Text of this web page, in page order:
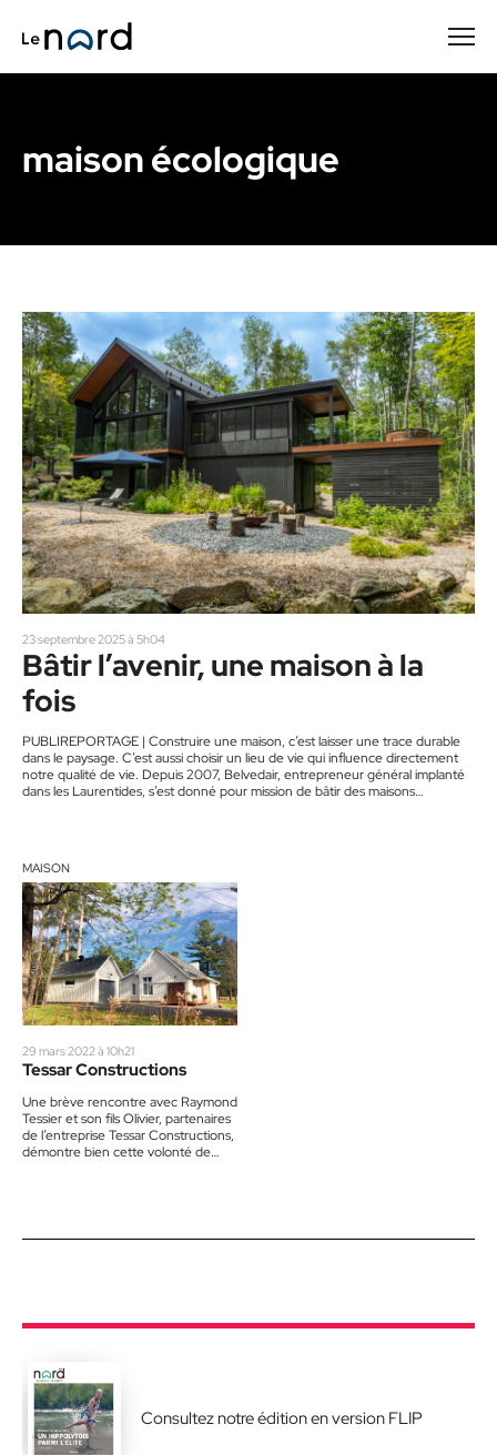
maison écologique
23 septembre 2025 à 5h04
Bâtir l’avenir, une maison à la
fois
PUBLIREPORTAGE | Construire une maison, c’est laisser une trace durable
dans le paysage. C’est aussi choisir un lieu de vie qui influence directement
notre qualité de vie. Depuis 2007, Belvedair, entrepreneur général implanté
dans les Laurentides, s’est donné pour mission de bâtir des maisons
MAISON
29 mars 2022 à 10h21
Tessar Constructions
Une brève rencontre avec Raymond
Tessier et son fils Olivier, partenaires
de l’entreprise Tessar Constructions,
démontre bien cette volonté de
Consultez notre édition en version FLIP